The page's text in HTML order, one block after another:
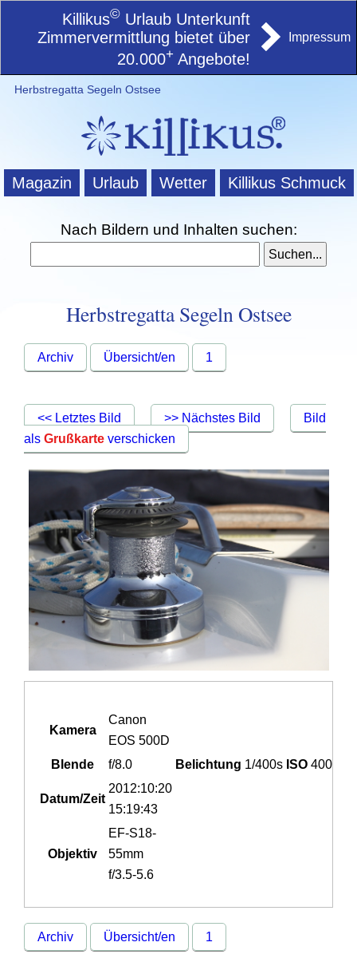
Killikus© Urlaub Unterkunft
Zimmervermittlung bietet über
20.000+ Angebote!
Impressum
Herbstregatta Segeln Ostsee
Magazin Urlaub Wetter Killikus Schmuck
Nach Bildern und Inhalten suchen:
Herbstregatta Segeln Ostsee
Archiv Übersicht/en 1
<< Letztes Bild >> Nächstes Bild
Bild
alsGrußkarte verschicken
Kamera
Canon
EOS 500D
Blende
f/8.0 Belichtung 1/400s ISO 400
Datum/Zeit
2012:10:20
15:19:43
Objektiv
EF-S18-
55mm
f/3.5-5.6
Archiv Übersicht/en 1